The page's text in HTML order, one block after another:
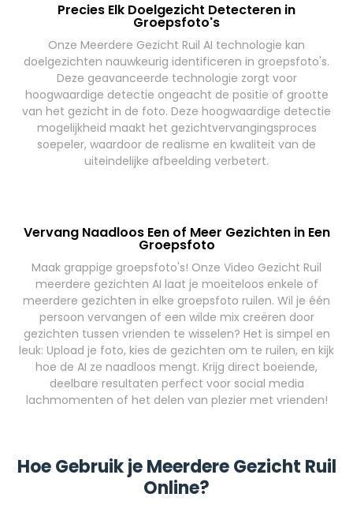
Precies Elk Doelgezicht Detecteren in
Groepsfoto's
Onze Meerdere Gezicht Ruil AI technologie kan
doelgezichten nauwkeurig identificeren in groepsfoto's.
Deze geavanceerde technologie zorgt voor
hoogwaardige detectie ongeacht de positie of grootte
van het gezicht in de foto. Deze hoogwaardige detectie
mogelijkheid maakt het gezichtvervangingsproces
soepeler, waardoor de realisme en kwaliteit van de
uiteindelijke afbeelding verbetert.
Vervang Naadloos Een of Meer Gezichten in Een
Groepsfoto
Maak grappige groepsfoto's! Onze Video Gezicht Ruil
meerdere gezichten AI laat je moeiteloos enkele of
meerdere gezichten in elke groepsfoto ruilen. Wil je één
persoon vervangen of een wilde mix creëren door
gezichten tussen vrienden te wisselen? Het is simpel en
leuk: Upload je foto, kies de gezichten om te ruilen, en kijk
hoe de AI ze naadloos mengt. Krijg direct boeiende,
deelbare resultaten perfect voor social media
lachmomenten of het delen van plezier met vrienden!
Hoe Gebruik je Meerdere Gezicht Ruil
Online?